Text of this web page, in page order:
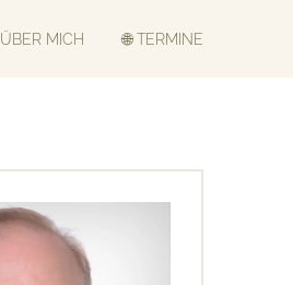
ÜBER MICH 🌐 TERMINE